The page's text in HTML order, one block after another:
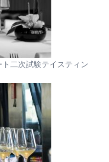
二次試験テイスティン